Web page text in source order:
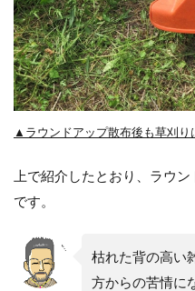
▲ラウンドアップ散布後も草刈り
上で紹介したとおり、ラウ
です。
枯れた背の高い
方からの苦情に